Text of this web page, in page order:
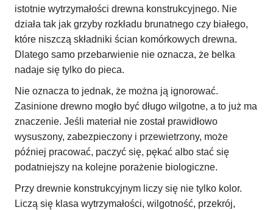
istotnie wytrzymałości drewna konstrukcyjnego. Nie
działa tak jak grzyby rozkładu brunatnego czy białego,
które niszczą składniki ścian komórkowych drewna.
Dlatego samo przebarwienie nie oznacza, że belka
nadaje się tylko do pieca.
Nie oznacza to jednak, że można ją ignorować.
Zasinione drewno mogło być długo wilgotne, a to już ma
znaczenie. Jeśli materiał nie został prawidłowo
wysuszony, zabezpieczony i przewietrzony, może
później pracować, paczyć się, pękać albo stać się
podatniejszy na kolejne porażenie biologiczne.
Przy drewnie konstrukcyjnym liczy się nie tylko kolor.
Liczą się klasa wytrzymałości, wilgotność, przekrój,